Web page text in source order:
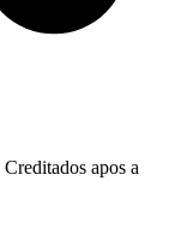
Creditados apos a